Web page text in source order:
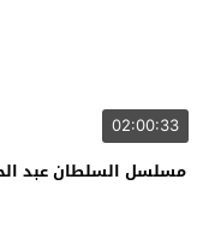
02:00:33
مسلسل السلطان عبد